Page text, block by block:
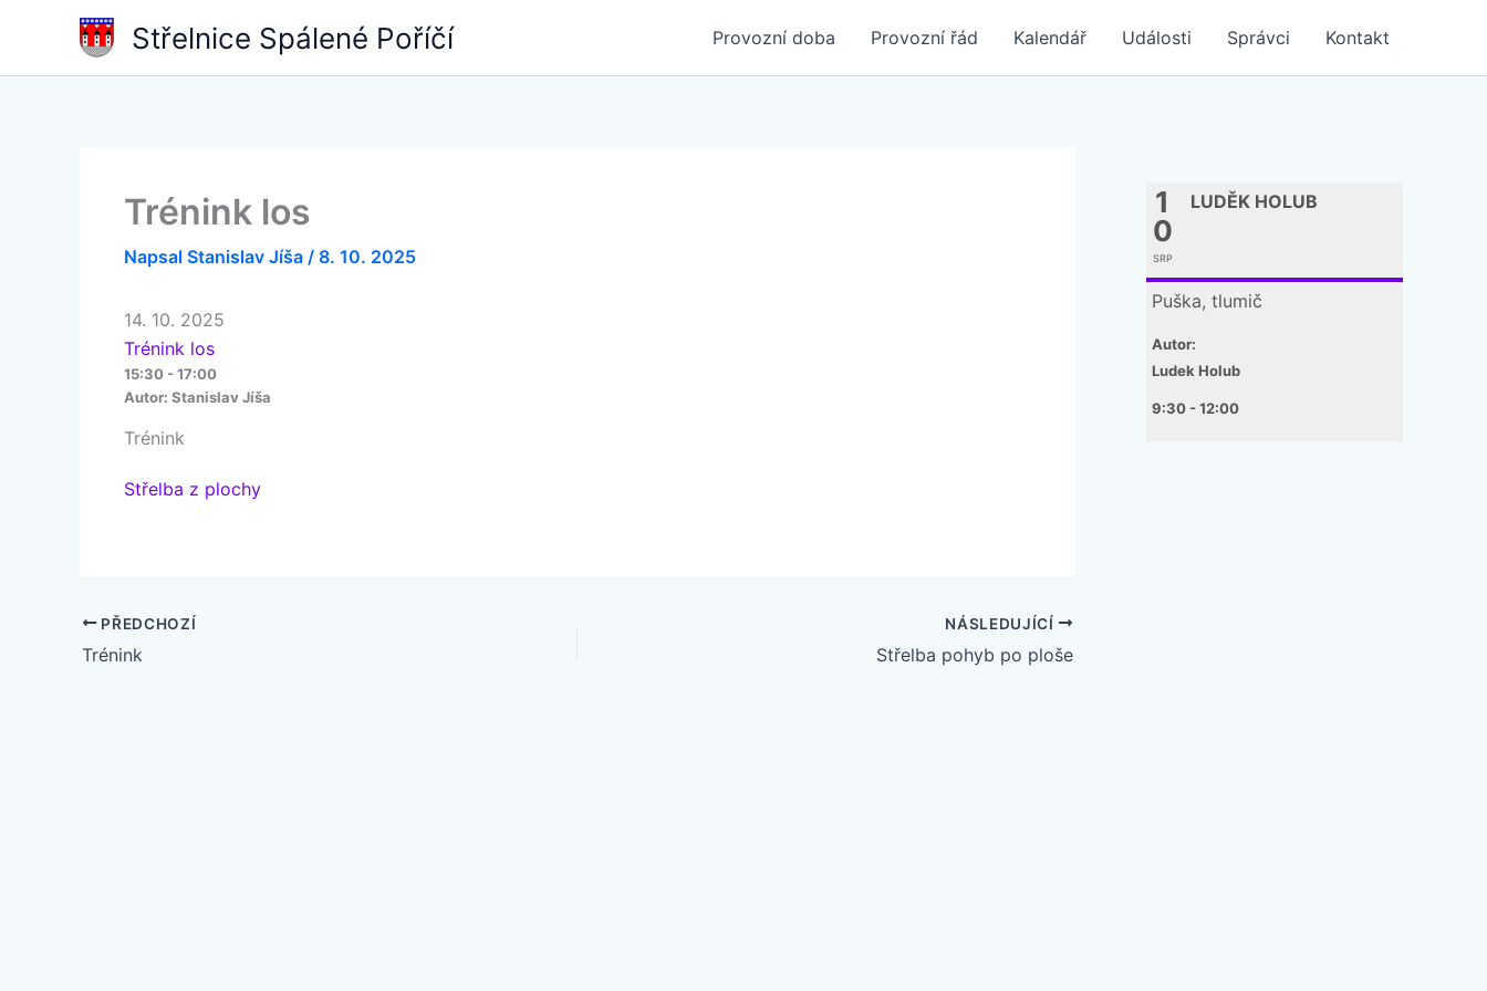
obsah
Střelnice Spálené Poříčí Provozní doba Provozní řád Kalendář Události Správci Kontakt
Trénink los
Napsal Stanislav Jíša / 8. 10. 2025
14. 10. 2025
Trénink los
15:30 - 17:00
Autor: Stanislav Jíša
Trénink
Střelba z plochy
PŘEDCHOZÍ
Trénink
NÁSLEDUJÍCÍ
Střelba pohyb po ploše
1
0
SRP
LUDĚK HOLUB
Puška, tlumič
Autor:
Ludek Holub
9:30 - 12:00